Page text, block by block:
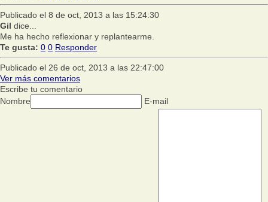
Publicado el 8 de oct, 2013 a las 15:24:30
Gil dice...
Me ha hecho reflexionar y replantearme.
Te gusta: 0 0 Responder
Publicado el 26 de oct, 2013 a las 22:47:00
Ver más comentarios
Escribe tu comentario
Nombre
E-mail